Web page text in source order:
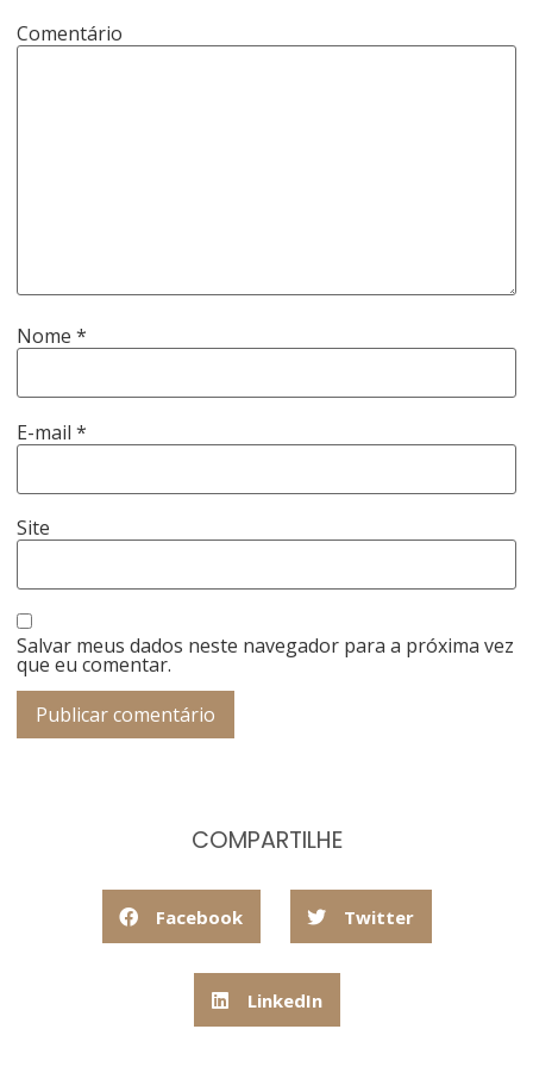
Comentário
Nome*
E-mail*
Site
Salvar meus dados neste navegador para a próxima vez
que eu comentar.
COMPARTILHE
Facebook Twitter
LinkedIn